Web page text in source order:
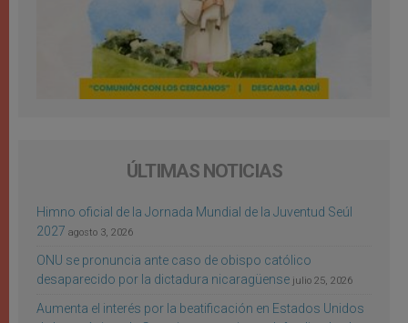
ÚLTIMAS NOTICIAS
Himno oficial de la Jornada Mundial de la Juventud Seúl
2027 agosto 3, 2026
ONU se pronuncia ante caso de obispo católico
desaparecido por la dictadura nicaragüense julio 25, 2026
Aumenta el interés por la beatificación en Estados Unidos